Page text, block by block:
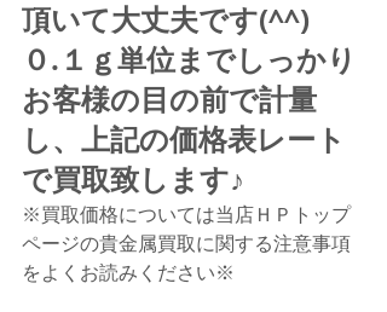
頂いて大丈夫です(^^)
０.１ｇ単位までしっかり
お客様の目の前で計量
し、上記の価格表レート
で買取致します♪
※買取価格については当店ＨＰトップ
ページの貴金属買取に関する注意事項
をよくお読みください※